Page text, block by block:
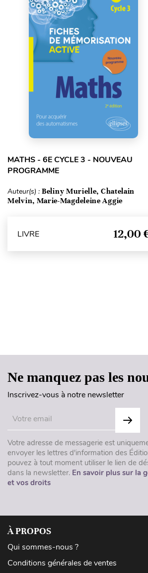
MATHS - 6E CYCLE 3 - NOUVEAU
PROGRAMME
Auteur(s) : Beliny Murielle, Chatelain
Melvin, Marie-Magdeleine Aggie
LIVRE 12,00
Ne manquez pas les
Inscrivez-vous à notre newsletter
Votre adresse de messagerie est
envoyer les lettres d'information des
pouvez à tout moment utiliser le lien de
dans la newsletter. En savoir plus sur la
et vos droits
À PROPOS
Qui sommes-nous ?
Conditions générales de ventes